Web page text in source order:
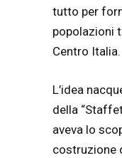
tutto per
popolazioni
Centro Italia.
L’idea
della
aveva lo
costruzione